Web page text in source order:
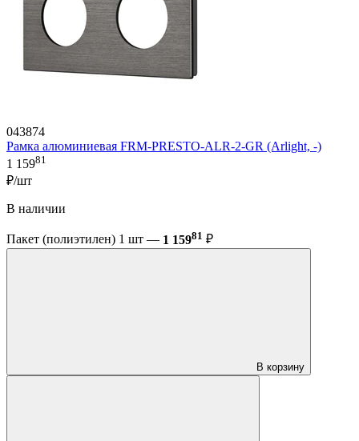
043874
Рамка алюминиевая FRM-PRESTO-ALR-2-GR (Arlight, -)
1 15981
₽/шт
В наличии
Пакет (полиэтилен) 1 шт — 1 15981 ₽
В корзину